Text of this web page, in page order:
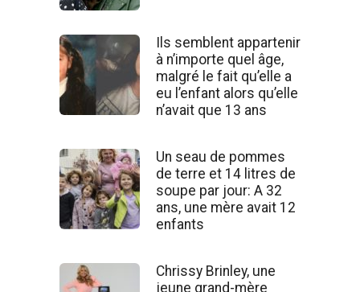
Ils semblent appartenir
à n’importe quel âge,
malgré le fait qu’elle a
eu l’enfant alors qu’elle
n’avait que 13 ans
Un seau de pommes
de terre et 14 litres de
soupe par jour: A 32
ans, une mère avait 12
enfants
Chrissy Brinley, une
jeune grand-mère